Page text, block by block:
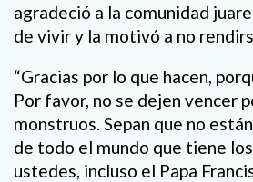
agradeció a la comunidad
de vivir y la motivó a no
“Gracias por lo que hacen,
Por favor, no se dejen vencer
monstruos. Sepan que no
de todo el mundo que tiene
ustedes, incluso el Papa